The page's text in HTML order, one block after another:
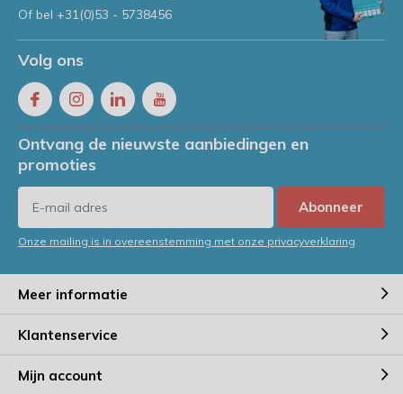
Of bel +31(0)53 - 5738456
Volg ons
Ontvang de nieuwste aanbiedingen en
promoties
Abonneer
Onze mailing is in overeenstemming met onze privacyverklaring
Meer informatie
Klantenservice
Mijn account